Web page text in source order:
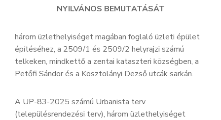
NYILVÁNOS BEMUTATÁSÁT
három üzlethelyiséget magában foglaló üzleti épület
építéséhez, a 2509/1 és 2509/2 helyrajzi számú
telkeken, mindkettő a zentai kataszteri községben, a
Petőfi Sándor és a Kosztolányi Dezső utcák sarkán.
A UP-83-2025 számú Urbanista terv
(településrendezési terv), három üzlethelyiséget